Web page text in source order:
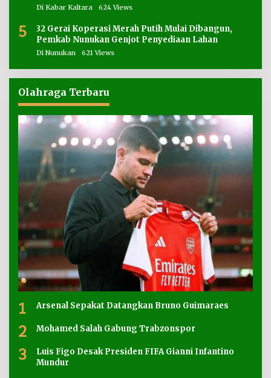
Di Kabar Kaltara 624 Views
5
32 Gerai Koperasi Merah Putih Mulai Dibangun,
Pemkab Nunukan Genjot Penyediaan Lahan
Di Nunukan 621 Views
Olahraga Terbaru
1 Arsenal Sepakat Datangkan Bruno Guimaraes
2 Mohamed Salah Gabung Trabzonspor
3
Luis Figo Desak Presiden FIFA Gianni Infantino
Mundur